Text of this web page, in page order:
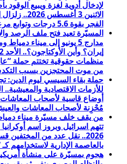
لإدخال أدوية لغزة ويبيع
الاثنين 3
الفجر بقوة 5.6 درجات وتوابع مرعبة تهز المحافظات
المسيّرة تعيد فتح ملف الرصد
مدارج 5 يونيو إلى ميناء
من موت المحتجزين بسبب
حملة بقاء السيسي ليوم الدين:
مُحْزِنة لأصحاب المعاشات
من يقف خلف مسيّرة ميناء
2026.. نقل عدد من المختفين
بالعاصمة الإدارية لاستخدامهم
هجوم بمسيّرة على منشأة